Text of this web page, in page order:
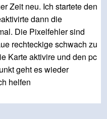
Zeit neu. Ich startete den
dann die
Die Pixelfehler sind
rechteckige schwach zu
Karte aktivire und den pc
geht es wieder
helfen